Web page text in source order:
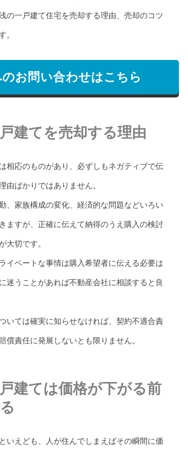
の一戸建て住宅を売却する理由、売却のコツ
。
お問い合わせはこちら
建てを売却する理由
相応のものがあり、必ずしもネガティブで伝
由ばかりではありません。
、家族構成の変化、経済的な問題などいろい
ますが、正確に伝えて納得のうえ購入の検討
大切です。
イベートな事情は購入希望者に伝える必要は
迷うことがあれば不動産会社に相談すると良
いては確実に知らせなければ、契約不適合責
償責任に発展しないとも限りません。
建ては価格が下がる前
いえども、人が住んでしまえばその瞬間に価